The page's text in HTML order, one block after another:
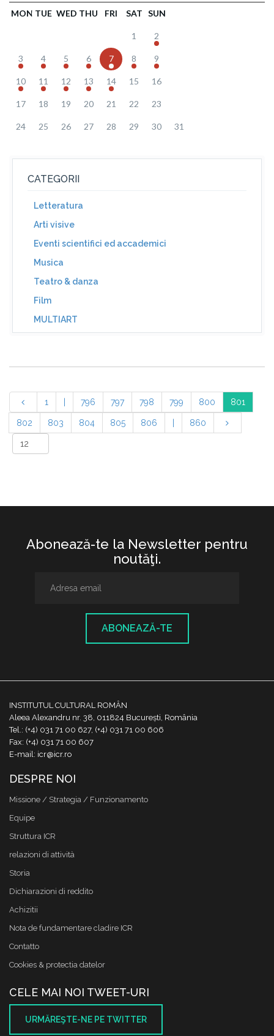
MON TUE WED THU FRI SAT SUN
1 2
3 4 5 6 7 8 9
10 11 12 13 14 15 16
17 18 19 20 21 22 23
24 25 26 27 28 29 30 31
CATEGORII
Letteratura
Arti visive
Eventi scientifici ed accademici
Musica
Teatro & danza
Film
MULTIART
1 796 797 798 799 800 801
802 803 804 805 806 860
Abonează-te la Newsletter pentru
noutăţi.
ABONEAZĂ-TE
INSTITUTUL CULTURAL ROMÂN
Aleea Alexandru nr. 38, 011824 București, România
Tel.: (+4) 031 71 00 627, (+4) 031 71 00 606
Fax: (+4) 031 71 00 607
E-mail: icr@icr.ro
DESPRE NOI
Missione / Strategia / Funzionamento
Equipe
Struttura ICR
relazioni di attività
Storia
Dichiarazioni di reddito
Achizitii
Nota de fundamentare cladire ICR
Contatto
Cookies & protectia datelor
CELE MAI NOI TWEET-URI
URMĂREŞTE-NE PE TWITTER